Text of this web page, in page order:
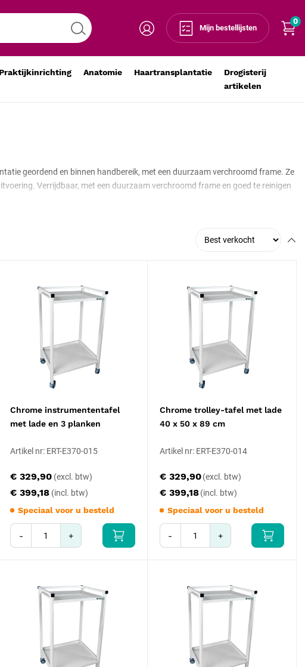
Mijn bestellijsten
0
Praktijkinrichting Anatomie Haartransplantatie
Drogisterij
artikelen
geordend en binnen handbereik, met een duurzaam verchroomd frame. Ze
Verrijdbaar, met een duurzaam verchroomd frame en goed te reinigen
Chrome instrumententafel
met lade en 3 planken
Artikel nr: ERT-E370-015
€ 399,18
€ 329,90
Speciaal voor u besteld
- +
Chrome trolley-tafel met lade
40 x 50 x 89 cm
Artikel nr: ERT-E370-014
€ 399,18
€ 329,90
Speciaal voor u besteld
- +